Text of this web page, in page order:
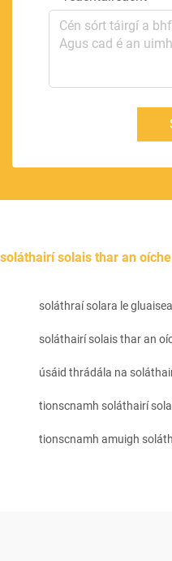
soláthairí solais thar an oíche
soláthraí solara le
soláthairí solais thar an
úsáid thrádála na
tionscnamh soláthairí
tionscnamh amuigh